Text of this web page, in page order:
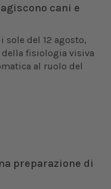
cani e
sole del 12 agosto,
della fisiologia visiva
al ruolo del
preparazione di